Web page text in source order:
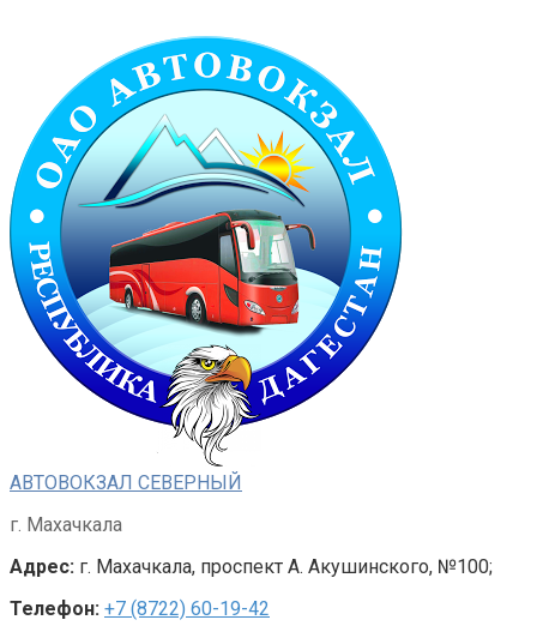
АВТОВОКЗАЛ СЕВЕРНЫЙ
г. Махачкала
Адрес: г. Махачкала, проспект А. Акушинского, №100;
Телефон: +7 (8722) 60-19-42